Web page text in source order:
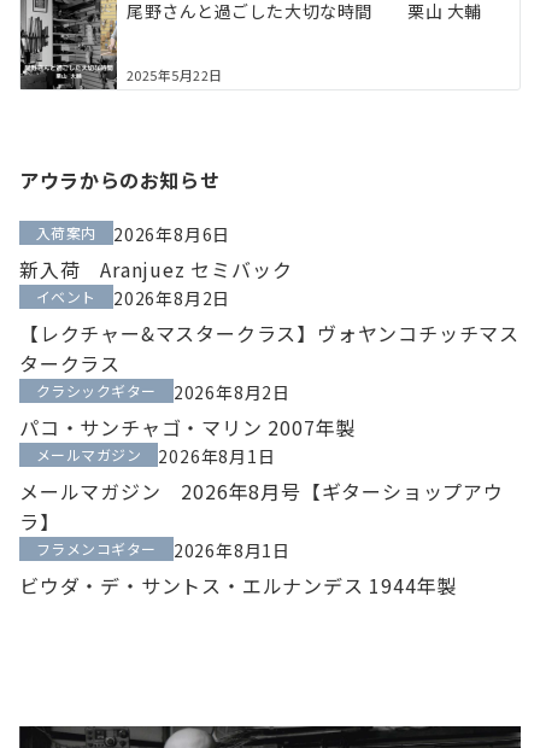
尾野さんと過ごした大切な時間 栗山 大輔
2025年5月22日
アウラからのお知らせ
2026年8月6日
入荷案内
新入荷 Aranjuez セミバック
2026年8月2日
イベント
【レクチャー&マスタークラス】ヴォヤンコチッチマス
タークラス
2026年8月2日
クラシックギター
パコ・サンチャゴ・マリン 2007年製
2026年8月1日
メールマガジン
メールマガジン 2026年8月号【ギターショップアウ
ラ】
2026年8月1日
フラメンコギター
ビウダ・デ・サントス・エルナンデス 1944年製